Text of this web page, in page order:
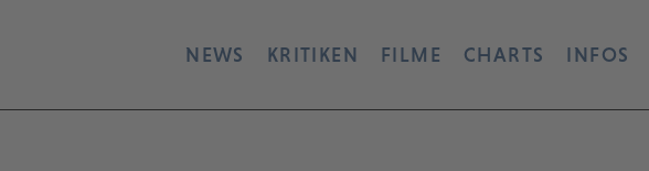
NEWS KRITIKEN FILME CHARTS INFOS